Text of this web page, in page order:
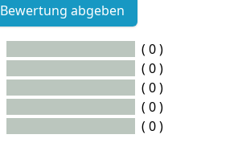
Bewertung abgeben
( 0 )
( 0 )
( 0 )
( 0 )
( 0 )